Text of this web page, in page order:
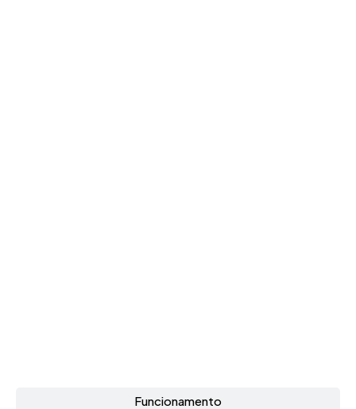
Funcionamento